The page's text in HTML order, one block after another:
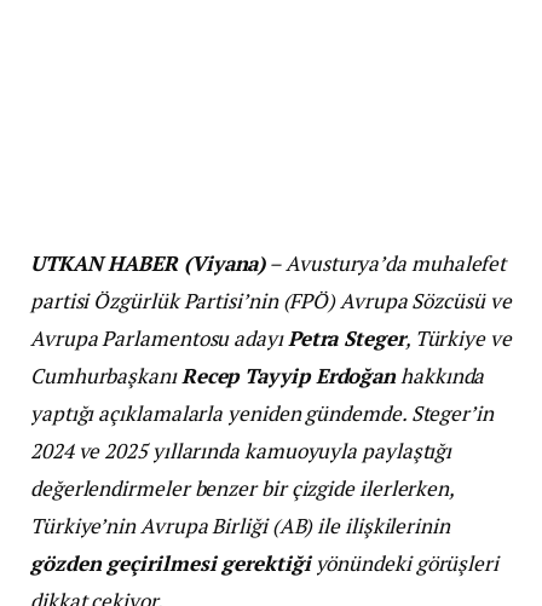
UTKAN HABER (Viyana)– Avusturya’da muhalefet
partisi Özgürlük Partisi’nin (FPÖ) Avrupa Sözcüsü ve
Avrupa Parlamentosu adayıPetra Steger, Türkiye ve
CumhurbaşkanıRecep Tayyip Erdoğanhakkında
yaptığı açıklamalarla yeniden gündemde. Steger’in
2024 ve 2025 yıllarında kamuoyuyla paylaştığı
değerlendirmeler benzer bir çizgide ilerlerken,
Türkiye’nin Avrupa Birliği (AB) ile ilişkilerinin
gözden geçirilmesi gerektiğiyönündeki görüşleri